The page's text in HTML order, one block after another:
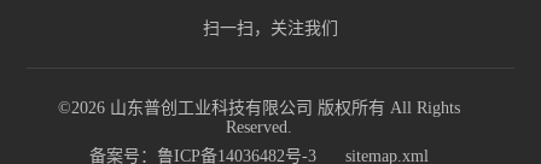
扫一扫，关注我们
©2026 山东普创工业科技有限公司 版权所有 All Rights
Reserved.
备案号：鲁ICP备14036482号-3
sitemap.xml